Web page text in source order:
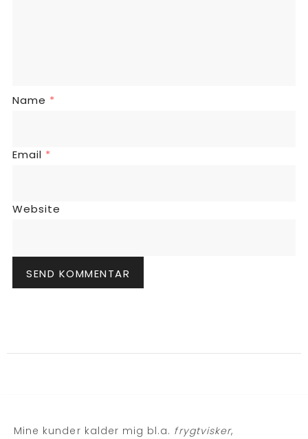
Name *
Email *
Website
Mine kunder kalder mig bl.a. frygtvisker,